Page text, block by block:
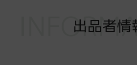
出品者情